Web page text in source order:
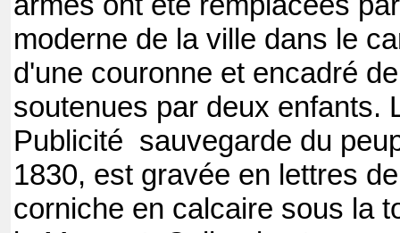
moderne de la ville dans le
d'une couronne et encadré
soutenues par deux enfants.
Publicité sauvegarde du
1830, est gravée en lettres
corniche en calcaire sous la